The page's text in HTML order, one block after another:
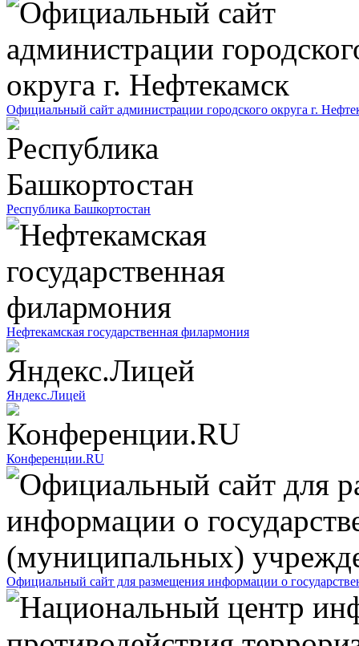
Официальный сайт администрации городского округа г.
Республика Башкортостан
Нефтекамская государственная филармония
Яндекс.Лицей
Конференции.RU
Официальный сайт для размещения информации о